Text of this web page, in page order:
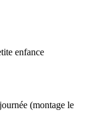
enfance
(montage le